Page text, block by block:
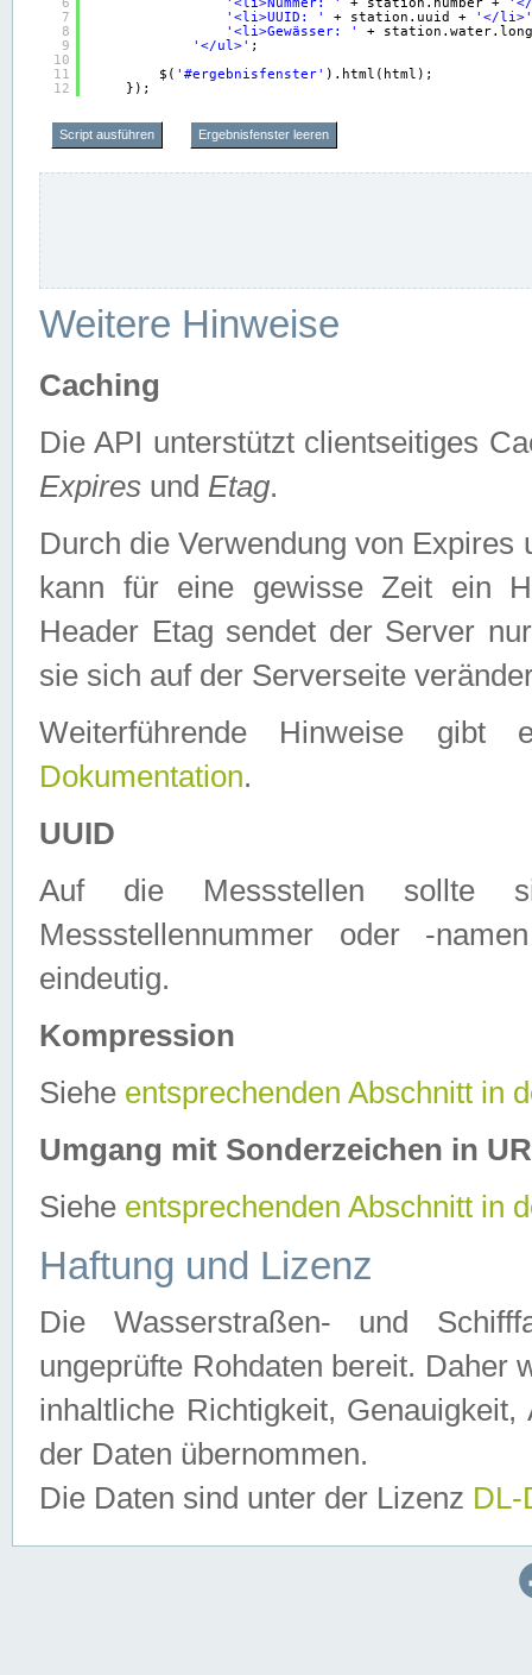
7
8
9
10
11
12
'<li>UUID: '
+ station.uuid +
'</li>'
'<li>Gewässer: '
+
'</ul>' ;
$( '#ergebnisfenster' ).html(html);
});
Script ausführen Ergebnisfenster leeren
Weitere Hinweise
Caching
Die API unterstützt clientseitiges
Expires und Etag.
Durch die Verwendung von
kann für eine gewisse Zeit ein
Header Etag sendet der Server
sie sich auf der Serverseite
Weiterführende Hinweise
Dokumentation.
UUID
Auf die Messstellen sollte
Messstellennummer oder -
eindeutig.
Kompression
Siehe entsprechenden Abschnitt in
Umgang mit Sonderzeichen in
Siehe entsprechenden Abschnitt in
Haftung und Lizenz
Die Wasserstraßen- und
ungeprüfte Rohdaten bereit. Daher
inhaltliche Richtigkeit,
der Daten übernommen.
Die Daten sind unter der Lizenz